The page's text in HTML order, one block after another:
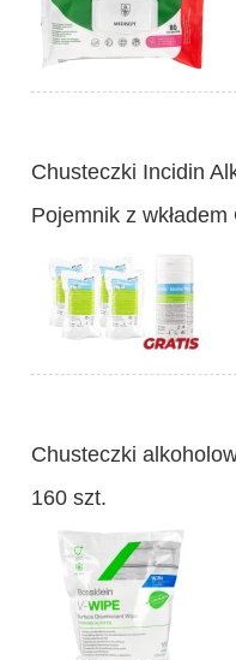
Chusteczki Incidin
Pojemnik z wkładem
Chusteczki
160 szt.